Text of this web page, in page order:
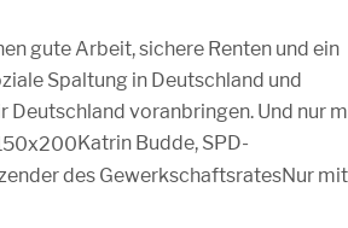
gute Arbeit, sichere Renten und ein
Spaltung in Deutschland und
Deutschland voranbringen. Und nur
Katrin Budde, SPD-
des GewerkschaftsratesNur mit